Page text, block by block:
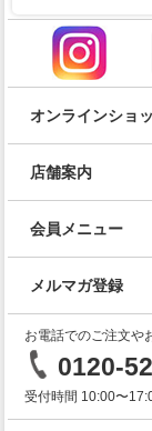
オンラインショ
店舗案内
会員メニュー
メルマガ登録
お電話でのご注文や
0120-
受付時間 10:00〜